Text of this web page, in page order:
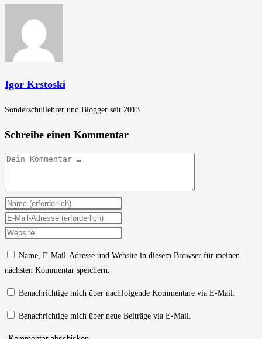
Igor Krstoski
Sonderschullehrer und Blogger seit 2013
Schreibe einen Kommentar
Kommentar
Gib
deinen
Namen
Benutzernamen
Kommentieren
Gib
deine
zum
ein
Gib
ein
Name, E-Mail-Adresse und Website in diesem Browser für meinen
nächsten Kommentar speichern.
Benachrichtige mich über nachfolgende Kommentare via E-Mail.
Benachrichtige mich über neue Beiträge via E-Mail.